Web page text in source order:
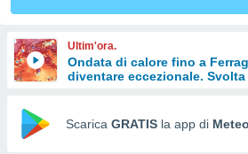
di
Web
Ultim'ora.
Ondata di calore fino a
diventare eccezionale.
Scarica GRATIS la app di